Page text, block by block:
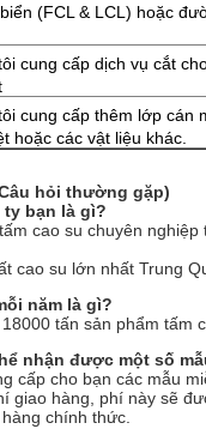
(FCL & LCL) hoặc
cung cấp dịch vụ cắt
cung cấp thêm lớp cán
hoặc các vật liệu khác.
hỏi thường gặp)
ty bạn là gì?
cao su chuyên nghiệp
cao su lớn nhất Trung
năm là gì?
tấn sản phẩm tấm
nhận được một số
cấp cho bạn các mẫu
giao hàng, phí này sẽ
chính thức.